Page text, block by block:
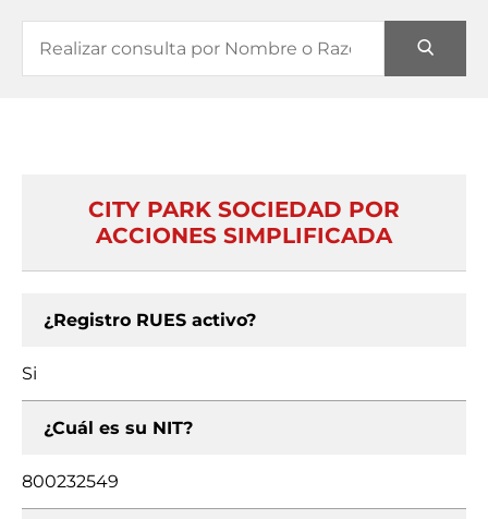
CITY PARK SOCIEDAD POR
ACCIONES SIMPLIFICADA
¿Registro RUES activo?
Si
¿Cuál es su NIT?
800232549